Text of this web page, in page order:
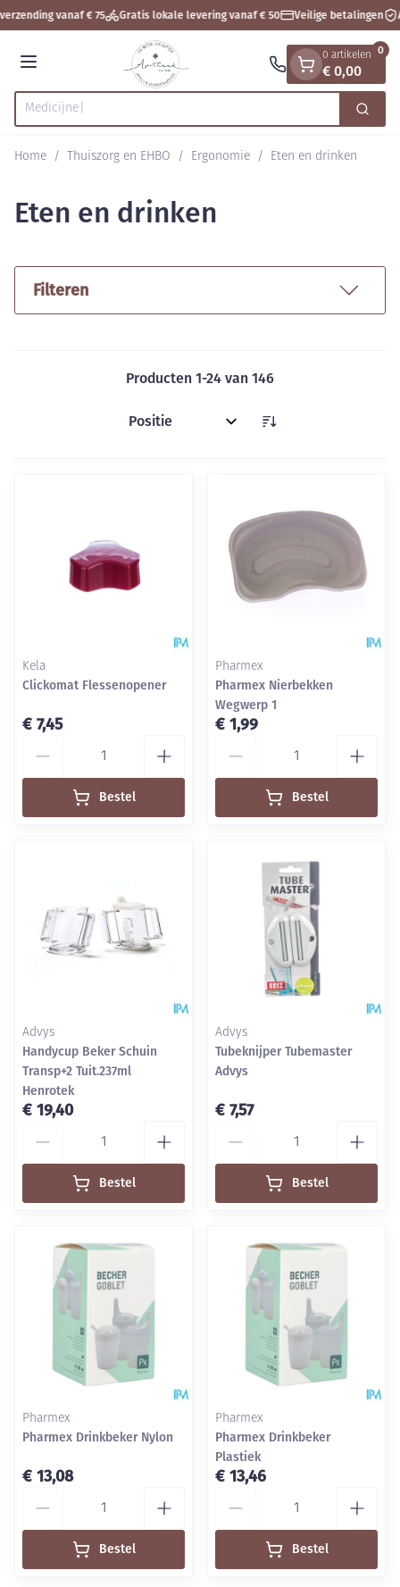
Ga naar de inhoud
1 van 1vanaf € 75 Gratis lokale levering vanaf € 50 Veilige betalingen
Menu
Product, merk, categorie... Zoek
0 artikelen
€ 0,00
0
Home / Thuiszorg en EHBO / Ergonomie / Eten en drinken
Eten en drinken
Filteren
Producten 1-24 van 146
Sorteer op:
Kela
Clickomat Flessenopener
€ 7,45
Bestel
Pharmex
Pharmex Nierbekken
Wegwerp 1
€ 1,99
Bestel
Advys
Handycup Beker Schuin
Transp+2 Tuit.237ml
Henrotek
€ 19,40
Bestel
Advys
Tubeknijper Tubemaster
Advys
€ 7,57
Bestel
Pharmex
Pharmex Drinkbeker Nylon
€ 13,08
Bestel
Pharmex
Pharmex Drinkbeker
Plastiek
€ 13,46
Bestel